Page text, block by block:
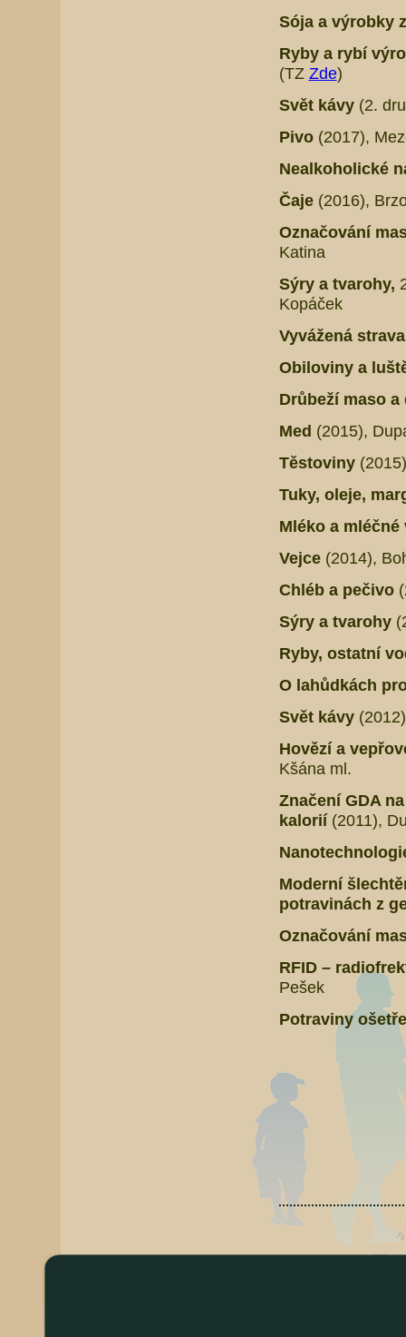
Sója a výrobky
Ryby a rybí
(TZ Zde)
Svět kávy(2.
Pivo (2017),
Nealkoholické
Čaje(2016),
Označování
Katina
Sýry a tvarohy,
Kopáček
Vyvážená
Obiloviny a
Drůbeží maso
Med (2015),
Těstoviny
Tuky, oleje,
Mléko a
Vejce (2014),
Chléb a pečivo
Sýry a tvarohy
Ryby, ostatní
O lahůdkách
Svět kávy
Hovězí a
Kšána ml.
Značení GDA
kalorií(2011),
Moderní
potravinách z
Označování
RFID –
Pešek
Potraviny